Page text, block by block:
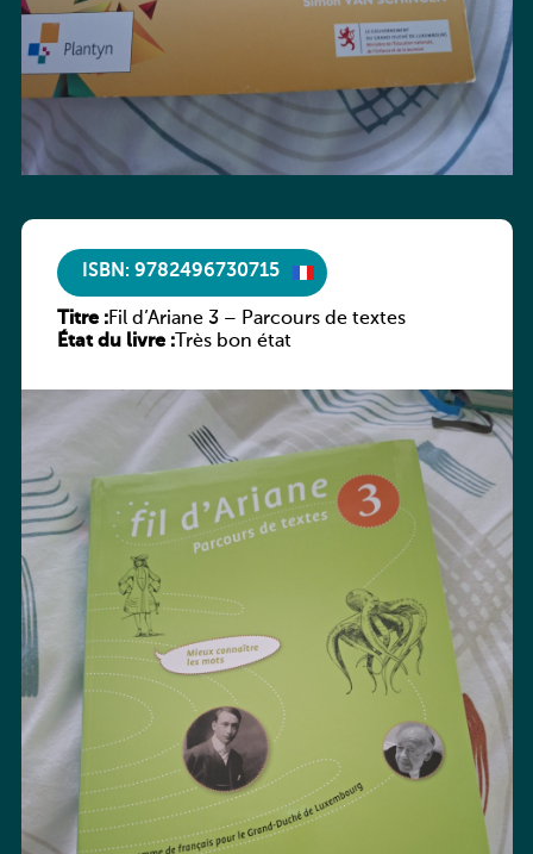
ISBN: 9782496730715
Titre :Fil d’Ariane 3 – Parcours de textes
État du livre :Très bon état